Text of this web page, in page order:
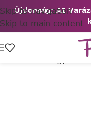
Újdonság: AI
Skip to navigation
Skip to main content